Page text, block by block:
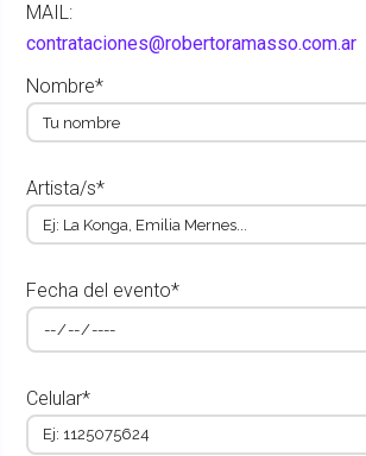
MAIL:
contrataciones@robertoramasso.com.ar
Nombre*
Artista/s*
Fecha del evento*
Celular*